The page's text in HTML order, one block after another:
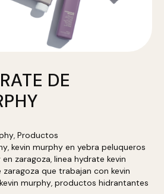
DE
, Productos
, kevin murphy en yebra peluqueros
zaragoza, linea hydrate kevin
zaragoza que trabajan con kevin
murphy, productos hidrantantes